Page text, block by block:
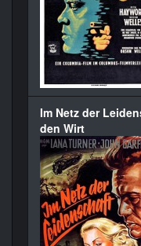
Im Netz der
den Wirt